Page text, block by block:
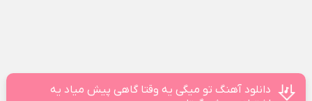
دانلود آهنگ تو میگی یه وقتا گاهی پیش میاد یه